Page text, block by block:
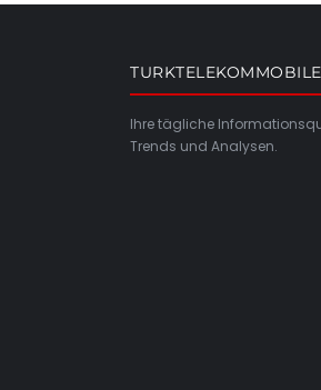
TURKTELEKOMMOBILE
Ihre tägliche
Trends und Analysen.